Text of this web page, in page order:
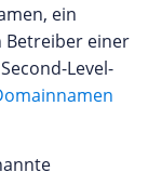
ein
Betreiber einer
Level-